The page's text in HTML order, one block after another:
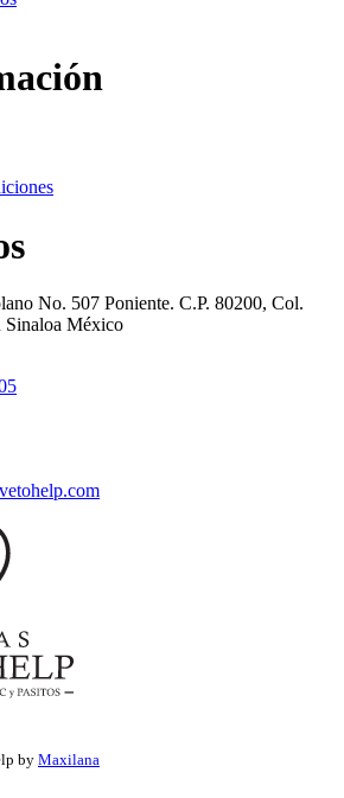
No. 507 Poniente. C.P. 80200, Col.
Sinaloa México
by Maxilana